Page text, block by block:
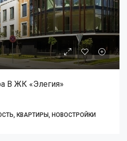
В ЖК «Элегия»
КВАРТИРЫ, НОВОСТРОЙКИ